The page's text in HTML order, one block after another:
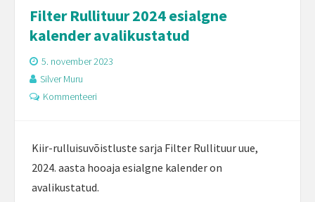
Filter Rullituur 2024 esialgne
kalender avalikustatud
5. november 2023
Silver Muru
Kommenteeri
Kiir-rulluisuvõistluste sarja Filter Rullituur uue,
2024. aasta hooaja esialgne kalender on
avalikustatud.